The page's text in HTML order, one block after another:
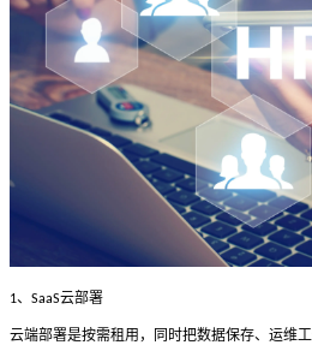
1、 SaaS云部署
云端部署是按需租用，同时把数据保存、运维